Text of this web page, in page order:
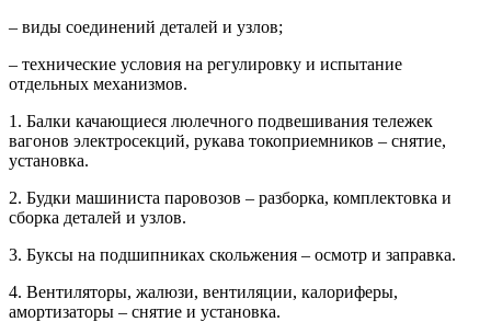
– виды соединений деталей и узлов;
– технические условия на регулировку и испытание
отдельных механизмов.
1. Балки качающиеся люлечного подвешивания тележек
вагонов электросекций, рукава токоприемников – снятие,
установка.
2. Будки машиниста паровозов – разборка, комплектовка и
сборка деталей и узлов.
3. Буксы на подшипниках скольжения – осмотр и заправка.
4. Вентиляторы, жалюзи, вентиляции, калориферы,
амортизаторы – снятие и установка.